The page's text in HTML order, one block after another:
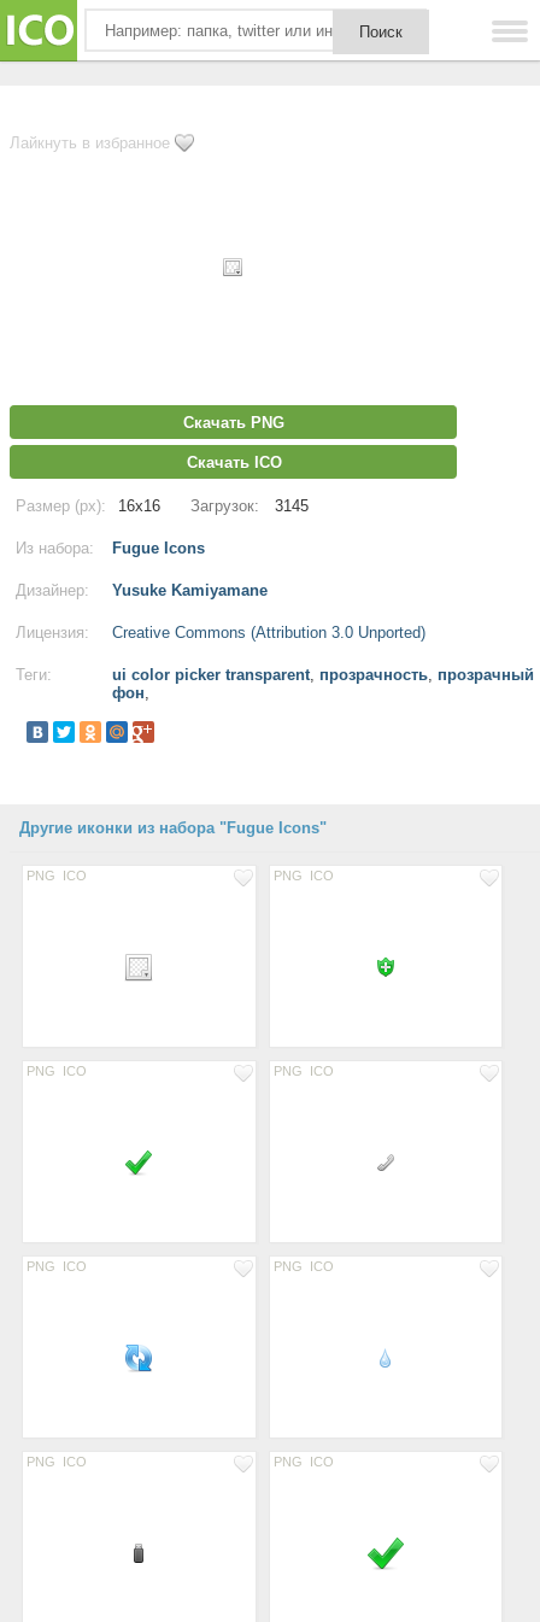
Лайкнуть в избранное
Скачать PNG
Скачать ICO
Размер (px): 16x16 Загрузок: 3145
Из набора: Fugue Icons
Дизайнер: Yusuke Kamiyamane
Лицензия: Creative Commons (Attribution 3.0 Unported)
Теги: ui color picker transparent, прозрачность, прозрачный
фон,
Другие иконки из набора "Fugue Icons"
PNG ICO PNG ICO
PNG ICO PNG ICO
PNG ICO PNG ICO
PNG ICO PNG ICO